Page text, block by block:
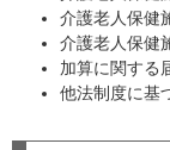
介護老人保健
介護老人保健
加算に関する
他法制度に基